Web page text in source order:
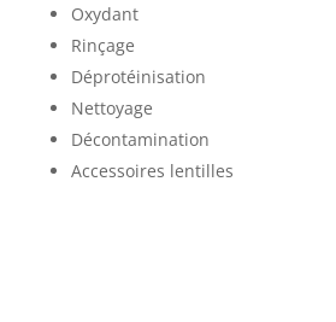
Oxydant
Rinçage
Déprotéinisation
Nettoyage
Décontamination
Accessoires lentilles